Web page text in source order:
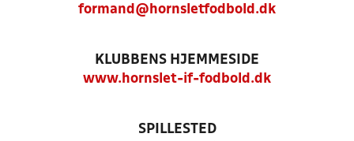
formand@hornsletfodbold.dk
KLUBBENS HJEMMESIDE
www.hornslet-if-fodbold.dk
SPILLESTED